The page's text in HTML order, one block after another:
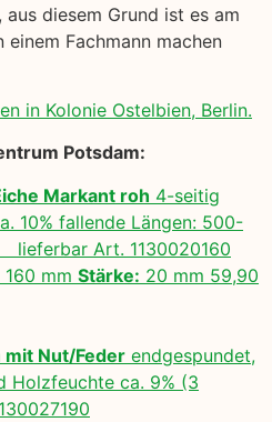
diesem Grund ist es am
Fachmann machen
in Kolonie Ostelbien, Berlin.
Potsdam:
Markant roh 4-seitig
10% fallende Längen: 500-
Art. 1130020160
160 mm Stärke: 20 mm 59,90
mit Nut/Feder endgespundet,
Holzfeuchte ca. 9% (3